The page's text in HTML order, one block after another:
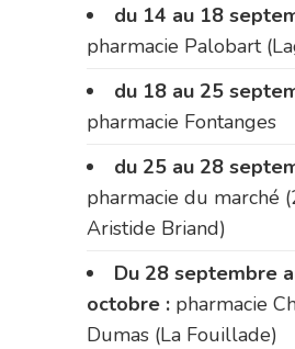
du 14 au 18
pharmacie Palobart
du 18 au 25
pharmacie Fontanges
du 25 au 28
pharmacie du marché
Aristide Briand)
Du 28 septembre
octobre : pharmacie
Dumas (La Fouillade)